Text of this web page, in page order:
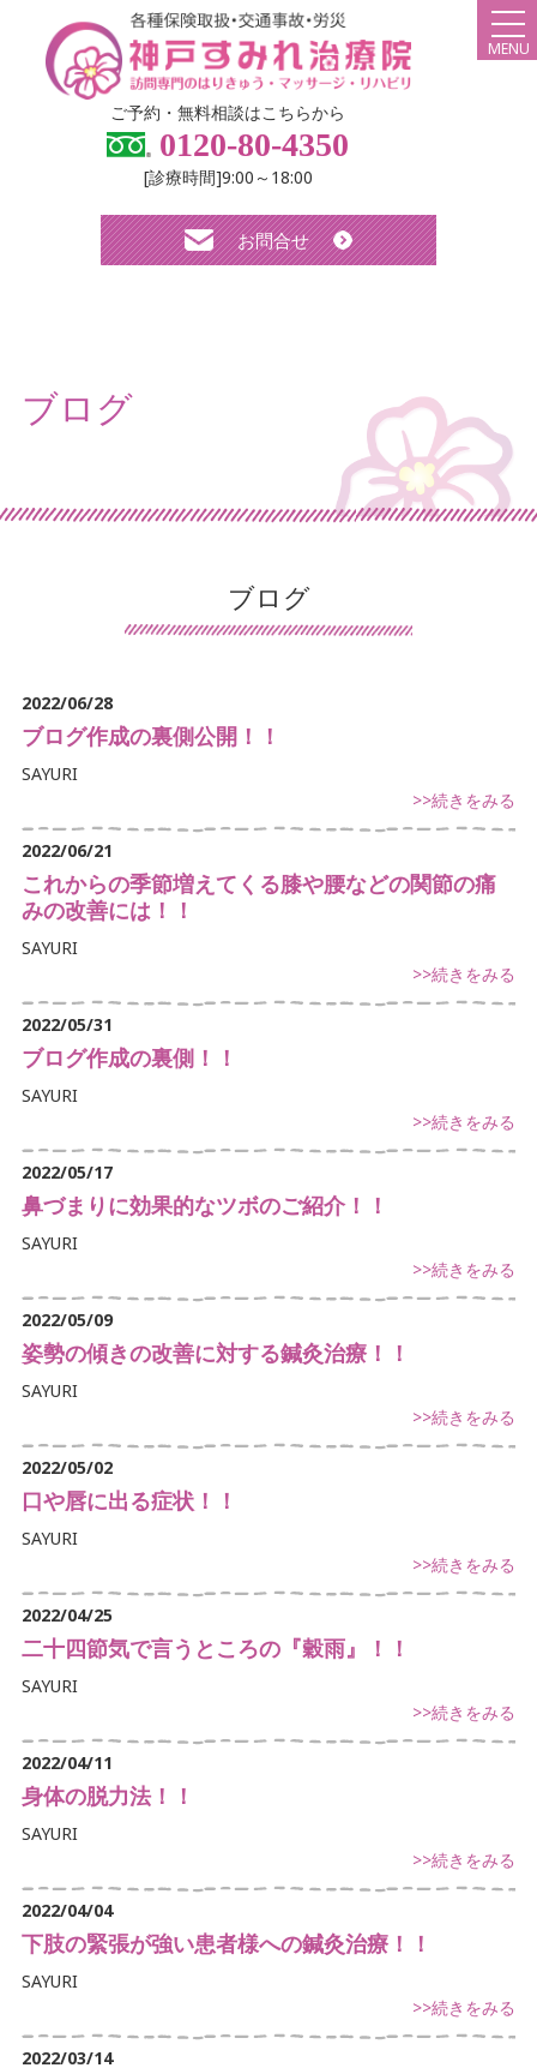
ご予約・無料相談はこちらから
0120-80-4350
[診療時間]9:00～18:00
お問合せ
MENU
弊社について
スタッフ紹介
診療メニュー・料金
求人について
ブログ
交通事故治療
鍼灸について
マッサージ・リハビリについて
デイサービスについて
首・肩こりでお悩み
腰痛でお悩み
体に痛みでお悩み
不定愁訴
ブログ
ブログ
2022/06/28
ブログ作成の裏側公開！！
SAYURI
>>続きをみる
2022/06/21
これからの季節増えてくる膝や腰などの関節の痛
みの改善には！！
SAYURI
>>続きをみる
2022/05/31
ブログ作成の裏側！！
SAYURI
>>続きをみる
2022/05/17
鼻づまりに効果的なツボのご紹介！！
SAYURI
>>続きをみる
2022/05/09
姿勢の傾きの改善に対する鍼灸治療！！
SAYURI
>>続きをみる
2022/05/02
口や唇に出る症状！！
SAYURI
>>続きをみる
2022/04/25
二十四節気で言うところの『穀雨』！！
SAYURI
>>続きをみる
2022/04/11
身体の脱力法！！
SAYURI
>>続きをみる
2022/04/04
下肢の緊張が強い患者様への鍼灸治療！！
SAYURI
>>続きをみる
2022/03/14